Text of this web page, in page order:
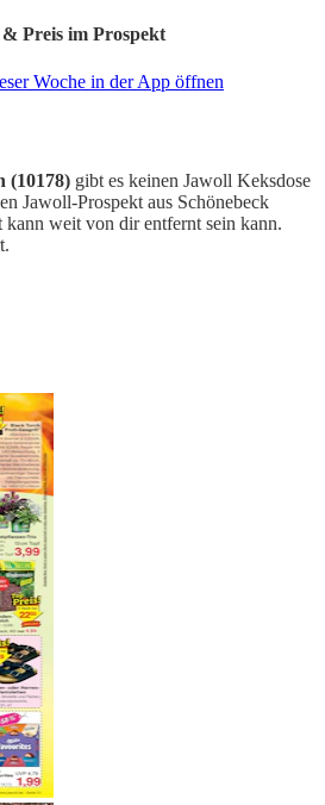
Preis im Prospekt
Woche in der App öffnen
(10178) gibt es keinen Jawoll Keksdose
Jawoll-Prospekt aus Schönebeck
kann weit von dir entfernt sein kann.